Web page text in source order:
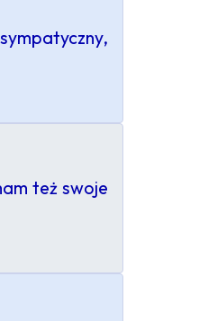
też swoje